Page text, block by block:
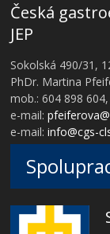
Česká
JEP
Sokolská 490/31,
PhDr. Martina
mob.: 604 898 604,
e-mail:
e-mail:info@cgs-